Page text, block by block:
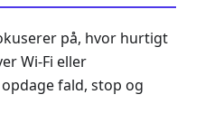
på, hvor hurtigt
Wi-Fi eller
fald, stop og